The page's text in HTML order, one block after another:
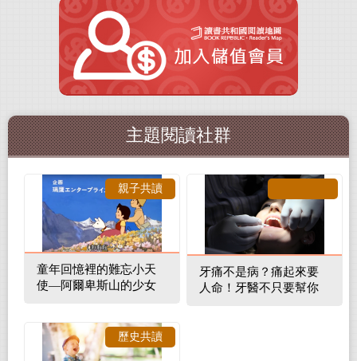
主題閱讀社群
童年回憶裡的難忘小天
使—阿爾卑斯山的少女
親子共讀
牙痛不是病？痛起來要
人命！牙醫不只要幫你
歷史共讀